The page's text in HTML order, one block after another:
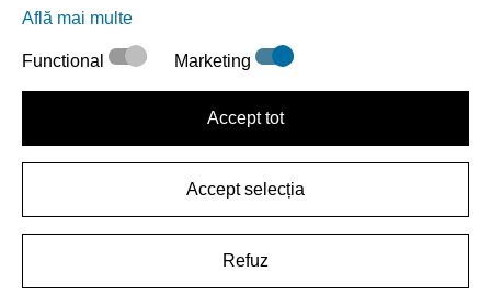
Află mai multe
Functional Marketing
Accept tot
Accept selecția
Refuz